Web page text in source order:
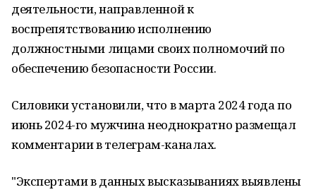
деятельности, направленной к
воспрепятствованию исполнению
должностными лицами своих полномочий по
обеспечению безопасности России.
Силовики установили, что в марта 2024 года по
июнь 2024-го мужчина неоднократно размещал
комментарии в телеграм-каналах.
"Экспертами в данных высказываниях выявлены